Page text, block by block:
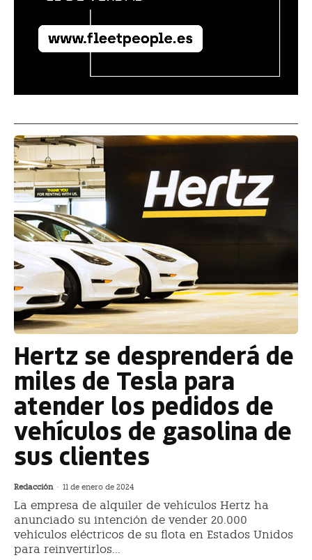
Hertz se desprenderá de
miles de Tesla para
atender los pedidos de
vehículos de gasolina de
sus clientes
Redacción - 11 de enero de 2024
La empresa de alquiler de vehículos Hertz ha
anunciado su intención de vender 20.000
vehículos eléctricos de su flota en Estados Unidos
para reinvertirlos...